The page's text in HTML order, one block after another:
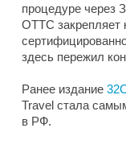
процедуре через
ОТТС закрепляет
здесь пережил
Ранее издание
Travel стала
в РФ.